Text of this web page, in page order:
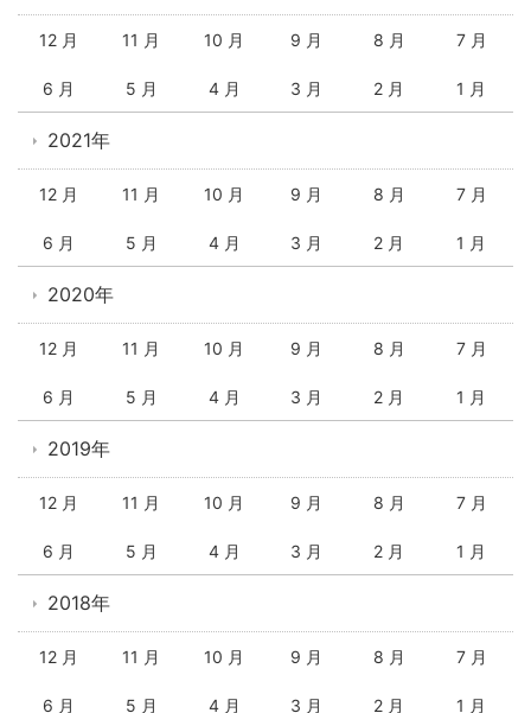
12 月 11 月 10 月 9 月 8 月 7 月
6 月 5 月 4 月 3 月 2 月 1 月
2021年
12 月 11 月 10 月 9 月 8 月 7 月
6 月 5 月 4 月 3 月 2 月 1 月
2020年
12 月 11 月 10 月 9 月 8 月 7 月
6 月 5 月 4 月 3 月 2 月 1 月
2019年
12 月 11 月 10 月 9 月 8 月 7 月
6 月 5 月 4 月 3 月 2 月 1 月
2018年
12 月 11 月 10 月 9 月 8 月 7 月
6 月 5 月 4 月 3 月 2 月 1 月